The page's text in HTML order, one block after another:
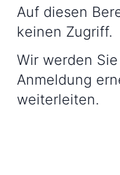
Auf diesen
keinen Zugriff.
Wir werden
Anmeldung
weiterleiten.